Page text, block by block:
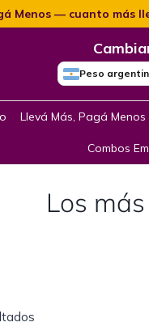
Menos — cuanto más
Peso
Llevá Más, Pagá Menos
Combos
Los